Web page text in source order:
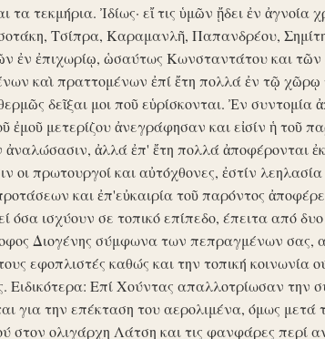
τα τεκμήρια. Ἰδίως· εἴ τις ὑμῶν ᾔδει ἐν ἀγνοία
Τσίπρα, Καραμανλῆ, Παπανδρέου,
ἐν ἐπιχωρίῳ, ὡσαύτως Κωνσταντάτου και τῶν
καὶ πραττομένων ἐπί ἔτη πολλά ἐν τῷ χῶρῳ
δεῖξαι μοι ποῦ εὑρίσκονται. Ἐν συντομία
ἐμοῦ μετερίζου ἀνεγράφησαν και εἰσίν ἡ τοῦ
ἀναλώσασιν, ἀλλά ἐπ' ἔτη πολλά ἀποφέρονται
πρωτουργοί και αὐτόχθονες, ἐστίν
και ἐπ'εὐκαιρία τοῦ παρόντος
όσα ισχύουν σε τοπικό επίπεδο, έπειτα από
Διογένης σύμφωνα των πεπραγμένων σας,
εφοπλιστές καθώς και την τοπική κοινωνία
Ειδικότερα: Επί Χούντας απαλλοτρίωσαν την
για την επέκταση του αερολιμένα, όμως μετά
στον ολιγάρχη Λάτση και τις φανφάρες περί